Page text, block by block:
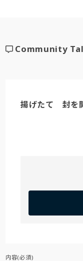
Community
揚げたて　封を
内容(必須)